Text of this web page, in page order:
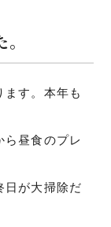
ます。本年も
昼食のプレ
日が大掃除だ